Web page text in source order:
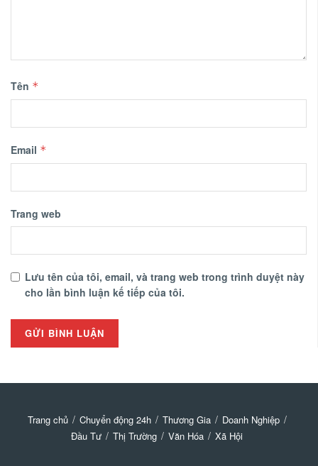
Tên *
Email *
Trang web
Lưu tên của tôi, email, và trang web trong trình duyệt này
cho lần bình luận kế tiếp của tôi.
Trang chủ Chuyển động 24h Thương Gia
Doanh Nghiệp
Đầu Tư
Thị Trường Văn Hóa Xã Hội